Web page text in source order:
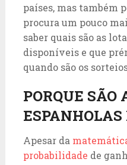
países, mas também
procura um pouco
saber quais são as
disponíveis e que
quando são os
PORQUE SÃO
ESPANHOLAS
Apesar da
probabilidade de